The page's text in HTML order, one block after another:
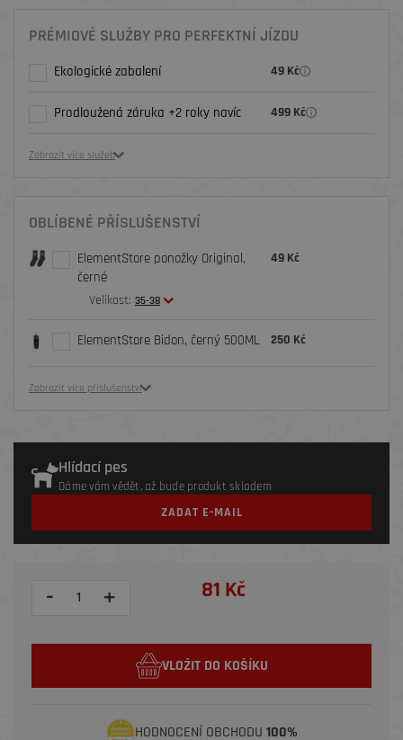
PRÉMIOVÉ SLUŽBY PRO PERFEKTNÍ JÍZDU
Ekologické zabalení 49 Kč
Prodloužená záruka +2 roky navíc 499 Kč
Zobrazit více služeb
OBLÍBENÉ PŘÍSLUŠENSTVÍ
ElementStore ponožky Original,
černé
Velikost: 35-38
49 Kč
ElementStore Bidon, černý 500ML 250 Kč
Zobrazit více příslušenství
Hlídací pes
Dáme vám vědět, až bude produkt skladem
ZADAT E-MAIL
- + 81 Kč
VLOŽIT DO KOŠÍKU
HODNOCENÍ OBCHODU 100%